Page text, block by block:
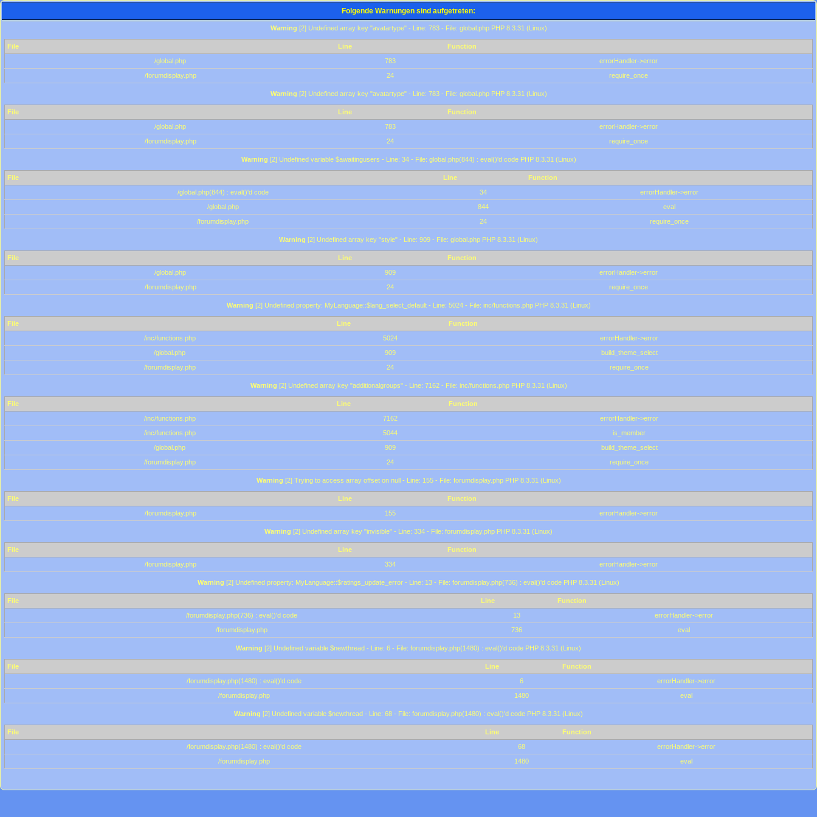
Folgende Warnungen sind aufgetreten:
Warning [2] Undefined array key "avatartype" - Line: 783 - File: global.php PHP 8.3.31 (Linux)
File Line
Function
/global.php
783
errorHandler->error
/forumdisplay.php
24 require_once
Warning [2] Undefined array key "avatartype" - Line: 783 - File: global.php PHP 8.3.31 (Linux)
File Line
Function
/global.php
783
errorHandler->error
/forumdisplay.php
24 require_once
Warning [2] Undefined variable $awaitingusers - Line: 34 - File: global.php(844) : eval()'d code PHP 8.3.31 (Linux)
File Line
Function
/global.php(844) : eval()'d code
34
errorHandler->error
/global.php
844
eval
/forumdisplay.php
24 require_once
Warning [2] Undefined array key "style" - Line: 909 - File: global.php PHP 8.3.31 (Linux)
File Line
Function
/global.php
909
errorHandler->error
/forumdisplay.php
24 require_once
Warning [2] Undefined property: MyLanguage::$lang_select_default - Line: 5024 - File: inc/functions.php PHP 8.3.31 (Linux)
File Line
Function
/inc/functions.php
5024
errorHandler->error
/global.php
909
build_theme_select
/forumdisplay.php
24 require_once
Warning [2] Undefined array key "additionalgroups" - Line: 7162 - File: inc/functions.php PHP 8.3.31 (Linux)
File Line
Function
/inc/functions.php
7162
errorHandler->error
/inc/functions.php
5044
is_member
/global.php
909
build_theme_select
/forumdisplay.php
24 require_once
Warning [2] Trying to access array offset on null - Line: 155 - File: forumdisplay.php PHP 8.3.31 (Linux)
File Line
Function
/forumdisplay.php
155 errorHandler->error
Warning [2] Undefined array key "invisible" - Line: 334 - File: forumdisplay.php PHP 8.3.31 (Linux)
File Line
Function
/forumdisplay.php
334 errorHandler->error
Warning [2] Undefined property: MyLanguage::$ratings_update_error - Line: 13 - File: forumdisplay.php(736) : eval()'d code PHP 8.3.31 (Linux)
File Line
Function
/forumdisplay.php(736) : eval()'d code
13
errorHandler->error
/forumdisplay.php
736 eval
Warning [2] Undefined variable $newthread - Line: 6 - File: forumdisplay.php(1480) : eval()'d code PHP 8.3.31 (Linux)
File Line
Function
/forumdisplay.php(1480) : eval()'d code
6
errorHandler->error
/forumdisplay.php
1480 eval
Warning [2] Undefined variable $newthread - Line: 68 - File: forumdisplay.php(1480) : eval()'d code PHP 8.3.31 (Linux)
File Line
Function
/forumdisplay.php(1480) : eval()'d code
68
errorHandler->error
/forumdisplay.php
1480 eval